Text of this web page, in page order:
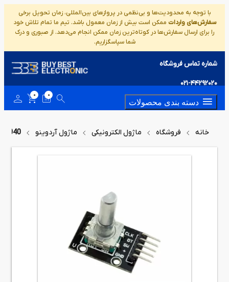
با توجه به محدودیت‌ها و بی‌نظمی در پروازهای بین‌المللی، زمان تحویل برخی
سفارش‌های واردات ممکن است بیش از زمان معمول باشد. تیم ما تمام تلاش خود
را برای ارسال سفارش‌ها در کوتاه‌ترین زمان ممکن انجام می‌دهد. از صبوری و درک
شما سپاسگزاریم.
شماره تماس فروشگاه
021-44292020
دسته بندی محصولات
0
0
خانه فروشگاه ماژول الکترونیکی ماژول آردوینو 040